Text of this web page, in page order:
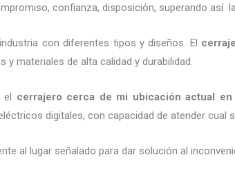
confianza, disposición, superando así
con diferentes tipos y diseños. El
materiales de alta calidad y durabilidad.
el cerrajero cerca de mi ubicación actual en
digitales, con capacidad de atender cual
al lugar señalado para dar solución al